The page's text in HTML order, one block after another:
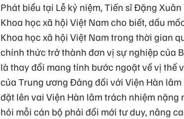
Phát biểu tại Lễ kỷ niệm, Tiến sĩ Đặng
Khoa học xã hội Việt Nam cho biết, dấu
Khoa học xã hội Việt Nam trong thời gian
chính thức trở thành đơn vị sự nghiệp của
là thay đổi mang tính bước ngoặt về vị thế
của Trung ương Đảng đối với Viện Hàn
đặt lên vai Viện Hàn lâm trách nhiệm
hỏi mỗi cán bộ phải đổi mới tư duy, nâng